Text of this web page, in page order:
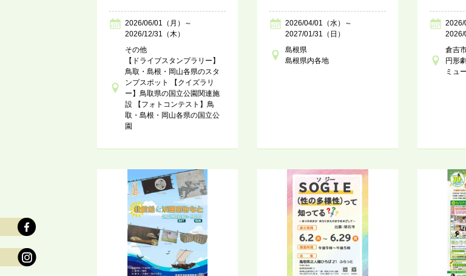
2026/06/01（月）～
2026/12/31（木）
その他
【ドライブスタンプラリー】
鳥取・島根・岡山各県のスタ
ンプスポット 【クイズラリ
ー】鳥取県の国立公園関連施
設 【フォトコンテスト】鳥
取・島根・岡山各県の国立公
園
2026/04/01（水）～
2027/01/31（日）
島根県
島根県内各地
2026/
2026/
倉吉
円形
ミュ